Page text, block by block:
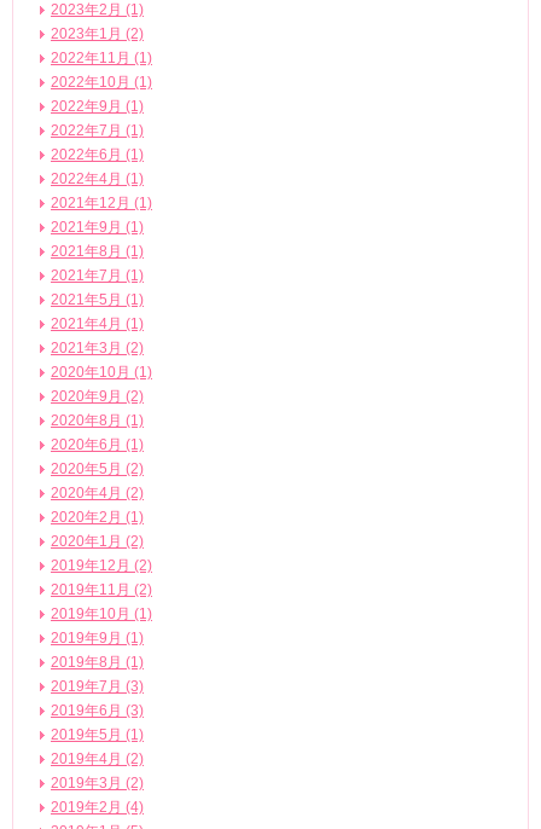
2023年2月 (1)
2023年1月 (2)
2022年11月 (1)
2022年10月 (1)
2022年9月 (1)
2022年7月 (1)
2022年6月 (1)
2022年4月 (1)
2021年12月 (1)
2021年9月 (1)
2021年8月 (1)
2021年7月 (1)
2021年5月 (1)
2021年4月 (1)
2021年3月 (2)
2020年10月 (1)
2020年9月 (2)
2020年8月 (1)
2020年6月 (1)
2020年5月 (2)
2020年4月 (2)
2020年2月 (1)
2020年1月 (2)
2019年12月 (2)
2019年11月 (2)
2019年10月 (1)
2019年9月 (1)
2019年8月 (1)
2019年7月 (3)
2019年6月 (3)
2019年5月 (1)
2019年4月 (2)
2019年3月 (2)
2019年2月 (4)